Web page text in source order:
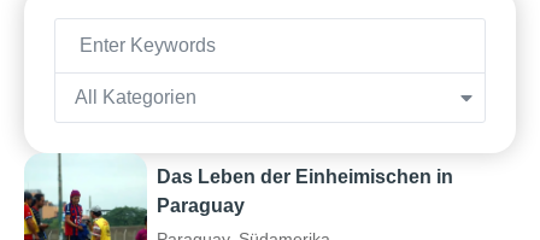
All Kategorien
Das Leben der Einheimischen in
Paraguay